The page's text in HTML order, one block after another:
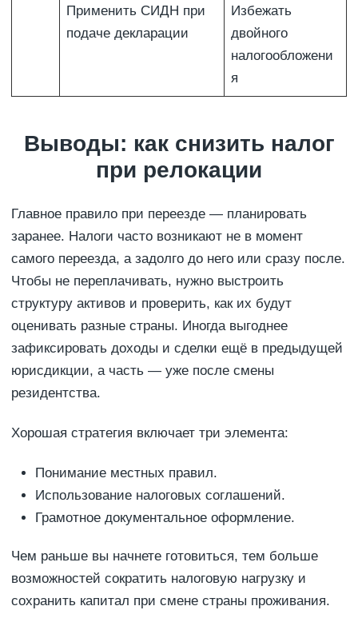
Применить СИДН при
подаче декларации
Избежать
двойного
налогообложени
я
Выводы: как снизить налог
при релокации
Главное правило при переезде — планировать
заранее. Налоги часто возникают не в момент
самого переезда, а задолго до него или сразу после.
Чтобы не переплачивать, нужно выстроить
структуру активов и проверить, как их будут
оценивать разные страны. Иногда выгоднее
зафиксировать доходы и сделки ещё в предыдущей
юрисдикции, а часть — уже после смены
резидентства.
Хорошая стратегия включает три элемента:
Понимание местных правил.
Использование налоговых соглашений.
Грамотное документальное оформление.
Чем раньше вы начнете готовиться, тем больше
возможностей сократить налоговую нагрузку и
сохранить капитал при смене страны проживания.